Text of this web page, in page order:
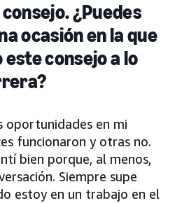
¿Puedes
ocasión en la que
consejo a lo
oportunidades en mi
funcionaron y otras no.
bien porque, al menos,
Siempre supe
estoy en un trabajo en el